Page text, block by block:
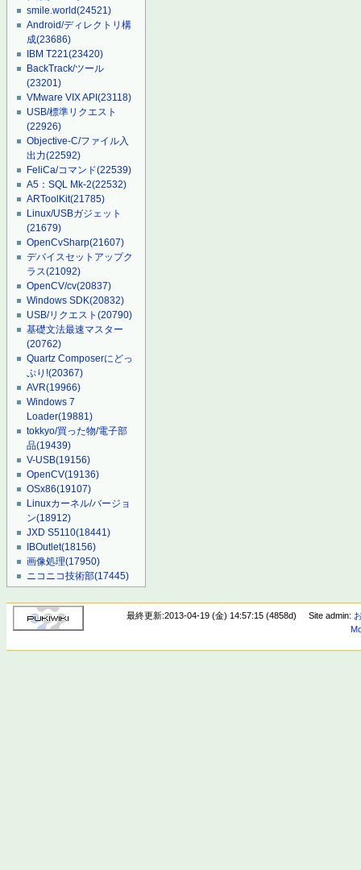
smile.world(24521)
Android/ディレクトリ構
成(23686)
IBM T221(23420)
BackTrack/ツール
(23201)
VMware VIX API(23118)
USB/標準リクエスト
(22926)
Objective-C/ファイル入
出力(22592)
FeliCa/コマンド(22539)
A5：SQL Mk-2(22532)
ARToolKit(21785)
Linux/USBガジェット
(21679)
OpenCvSharp(21607)
デバイスセットアップク
ラス(21092)
OpenCV/cv(20837)
Windows SDK(20832)
USB/リクエスト(20790)
基礎文法最速マスター
(20762)
Quartz Composerにどっ
ぷり!(20367)
AVR(19966)
Windows 7
Loader(19881)
tokkyo/買った物/電子部
品(19439)
V-USB(19156)
OpenCV(19136)
OSx86(19107)
Linuxカーネル/バージョ
ン(18912)
JXD S5110(18441)
IBOutlet(18156)
画像処理(17950)
ニコニコ技術部(17445)
最終更新:2013-04-19 (金) 14:57:15 (4858d) Site admin: